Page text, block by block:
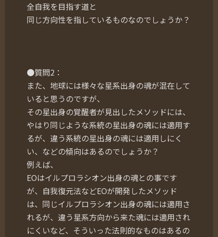
全自我を目指す道と
同じ方向性を指しているものなのでしょうか？
●質問2：
また、地球には様々な星系出身の魂が混在して
いると思うのですが、
その星出身の覚醒者が見出したメソッドには、
やはり同じような系統の星出身の魂には適用す
るが、違う系統の星出身の魂には適用しにく
い、などの傾向はあるのでしょうか？
例えば、
EOはイルプロラシオン出身の魂との事です
が、自我復元法などEOが開発したメソッド
は、同じイルプロラシオン出身の魂には適用さ
れるが、違う星系方向から来た魂には適用され
にくいなど、そういった法則的なものはあるの